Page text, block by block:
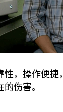
性，操作便捷
伤害。